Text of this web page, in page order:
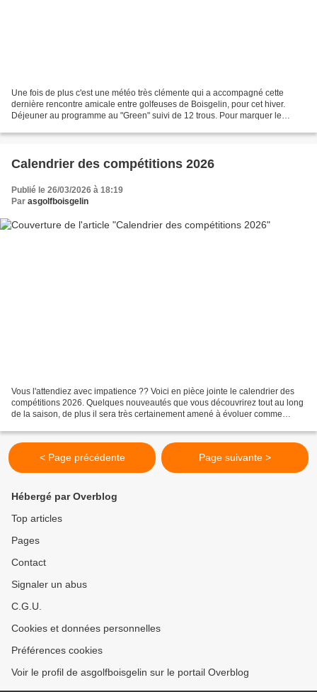
Une fois de plus c'est une météo très clémente qui a accompagné cette
dernière rencontre amicale entre golfeuses de Boisgelin, pour cet hiver.
Déjeuner au programme au "Green" suivi de 12 trous. Pour marquer le
Calendrier des compétitions 2026
Publié le 26/03/2026 à 18:19
Par asgolfboisgelin
Vous l'attendiez avec impatience ?? Voici en pièce jointe le calendrier des
compétitions 2026. Quelques nouveautés que vous découvrirez tout au long
de la saison, de plus il sera très certainement amené à évoluer comme
< Page précédente Page suivante >
Hébergé par Overblog
Top articles
Pages
Contact
Signaler un abus
C.G.U.
Cookies et données personnelles
Préférences cookies
Voir le profil de asgolfboisgelin sur le portail Overblog